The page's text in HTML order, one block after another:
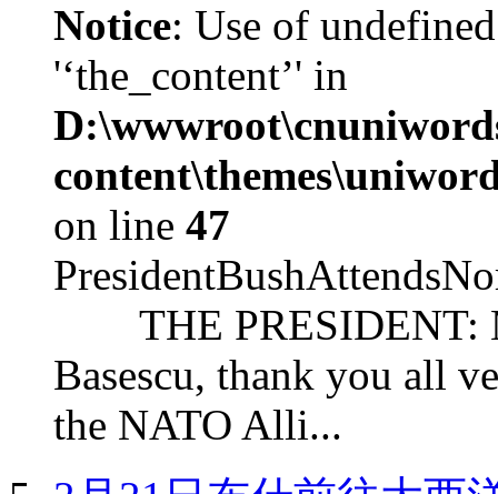
Notice: Use of
'‘the_content’' in
on line 47
THE PRESIDENT:
Basescu, thank you all
the NATO Alli...